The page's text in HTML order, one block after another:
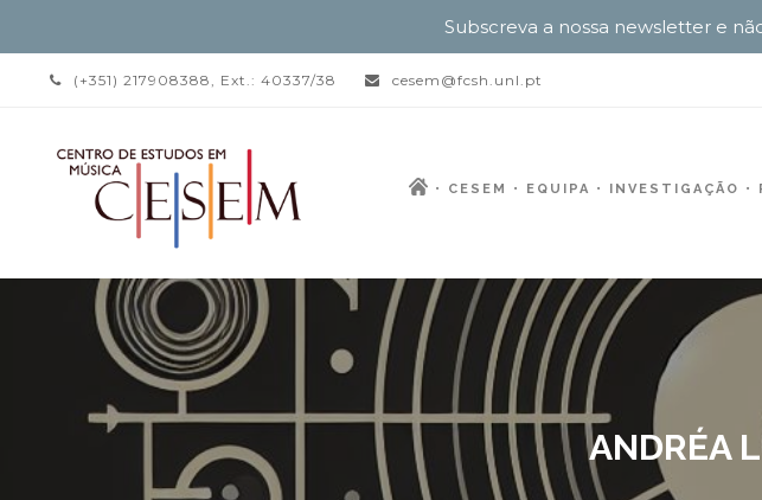
(+351) 217908388, Ext.: 40337/38 cesem@fcsh.unl.pt
CESEM EQUIPA INVESTIGAÇÃO
ANDRÉA
Subscreva a nossa newsletter e